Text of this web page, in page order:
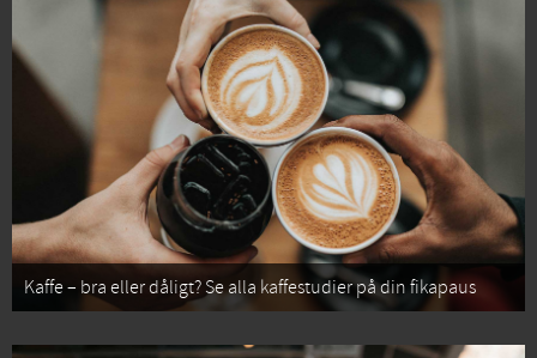
Kaffe – bra eller dåligt? Se alla kaffestudier på din fikapaus